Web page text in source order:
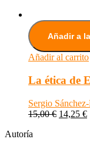
Añadir a
Añadir al carrito
La ética de
Sergio
15,00€ 14,25 €
Autoría